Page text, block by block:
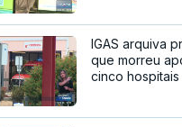
IGAS arquiva
que morreu
cinco hospitais